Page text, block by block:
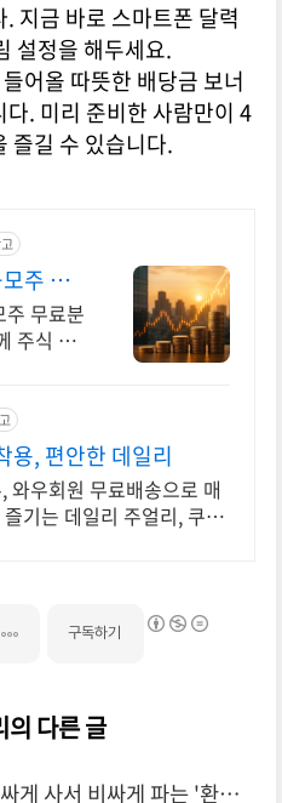
지금 바로 스마트폰 달력
설정을 해두세요.
어올 따뜻한 배당금 보너
. 미리 준비한 사람만이 4
즐길 수 있습니다.
주 추
주 무료분
주식 무
용, 편안한 데일리
와우회원 무료배송으로 매
기는 데일리 주얼리, 쿠팡
구독하기
다른 글
게 사서 비싸게 파는 '환테